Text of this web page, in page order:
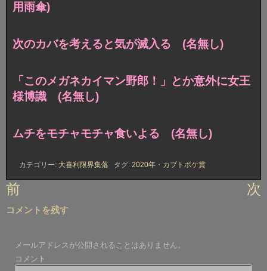
用雨傘)
次のカバを考えると気が滅入る (名無し)
「このメガネカイマン野郎！」とか意外に女王
様博識 (名無し)
ムチをモチャモチャ食いよる (名無し)
カテゴリー: 大喜利限界集落 タグ: 2020年 ・ カブトボケ賞
投
ナ
ゲ
ー
前 次
コメントを残す
メールアドレスが公開されることはありません。
コメント